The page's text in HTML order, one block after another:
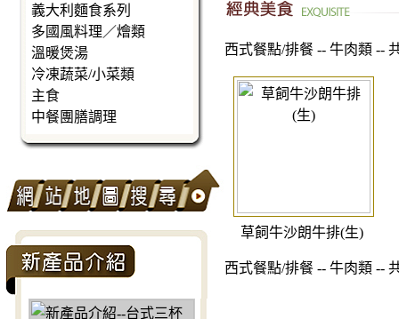
義大利麵食系列
多國風料理／燴類
溫暖煲湯
冷凍蔬菜/小菜類
主食
中餐團膳調理
西式餐點/排餐 -- 牛肉類 --
草飼牛沙朗牛排(生)
西式餐點/排餐 -- 牛肉類 --